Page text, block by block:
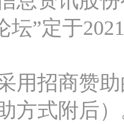
公司
公司
有限公司
司
司
”定于
招商赞助
方式附后